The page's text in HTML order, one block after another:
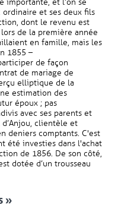
importante, et l’on se
et ses deux fils
dont le revenu est
de la première année
en famille, mais les
1855 –
de façon
de mariage de
elliptique de la
estimation des
époux ; pas
avec ses parents et
clientèle et
deniers comptants. C'est
été investies dans l'achat
de 1856. De son côté,
dotée d’un trousseau
»